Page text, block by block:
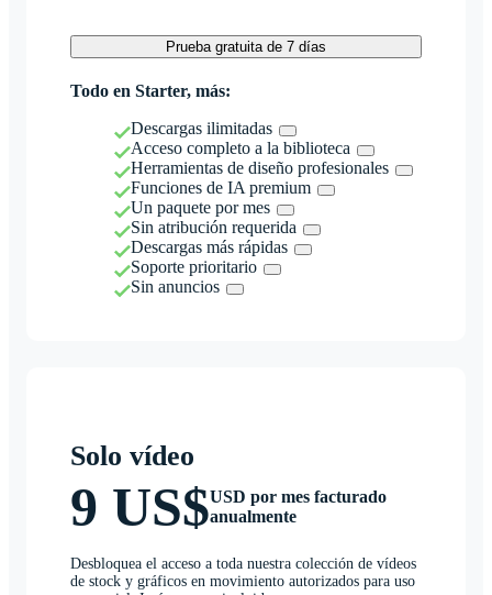
Prueba gratuita de 7 días
Todo en Starter, más:
Descargas ilimitadas
Acceso completo a la biblioteca
Herramientas de diseño profesionales
Funciones de IA premium
Un paquete por mes
Sin atribución requerida
Descargas más rápidas
Soporte prioritario
Sin anuncios
Solo vídeo
9 US$USD por mes facturado
anualmente
Desbloquea el acceso a toda nuestra colección de vídeos
de stock y gráficos en movimiento autorizados para uso